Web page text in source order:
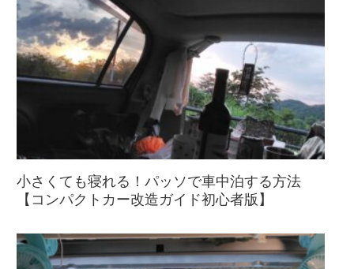
小さくても寝れる！パッソで車中泊する方法
【コンパクトカー改造ガイド初心者版】